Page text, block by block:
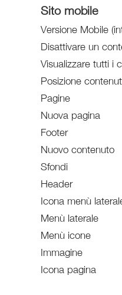
Sito mobile
Versione Mobile
Disattivare un
Visualizzare tutti i
Posizione
Pagine
Nuova pagina
Footer
Nuovo contenuto
Sfondi
Header
Icona menù
Menù laterale
Menù icone
Immagine
Icona pagina